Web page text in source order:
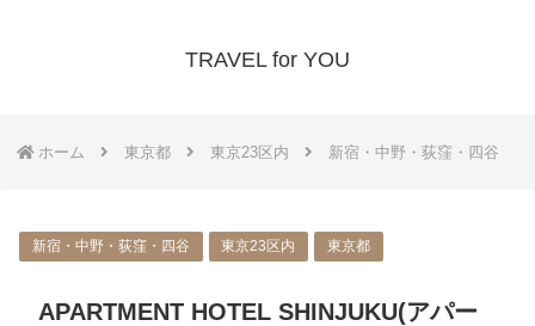
TRAVEL for YOU
ホーム 東京都 東京23区内 新宿・中野・荻窪・四谷
新宿・中野・荻窪・四谷 東京23区内 東京都
APARTMENT HOTEL SHINJUKU(アパー